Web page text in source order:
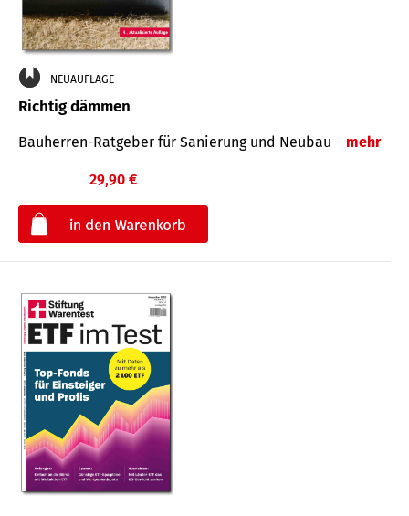
NEUAUFLAGE
Richtig dämmen
Bauherren-Ratgeber für Sanierung und Neubau mehr
29,90 €